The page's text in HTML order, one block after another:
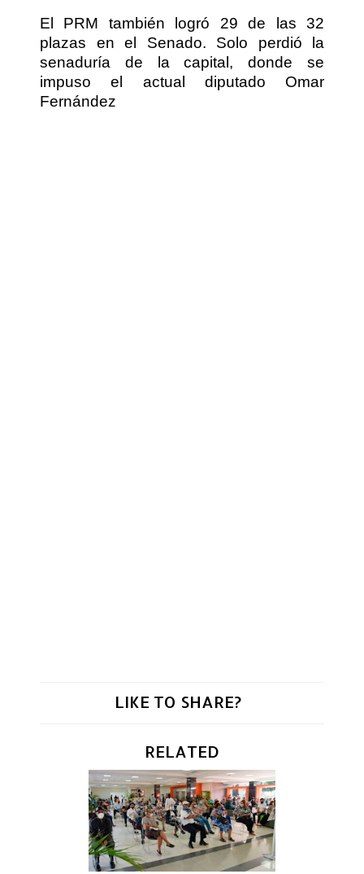
El PRM también logró 29 de las 32
plazas en el Senado. Solo perdió la
senaduría de la capital, donde se
impuso el actual diputado Omar
Fernández
LIKE TO SHARE?
RELATED